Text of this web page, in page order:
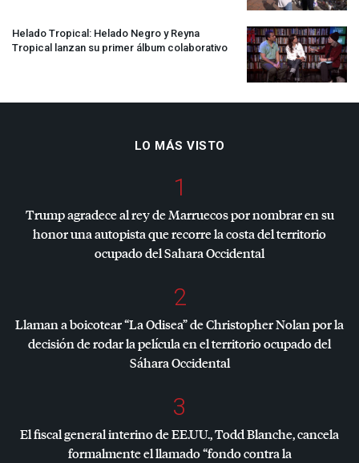
Helado Tropical: Helado Negro y Reyna
Tropical lanzan su primer álbum colaborativo
LO MÁS VISTO
1
Trump agradece al rey de Marruecos por nombrar en su
honor una autopista que recorre la costa del territorio
ocupado del Sahara Occidental
2
Llaman a boicotear “La Odisea” de Christopher Nolan por la
decisión de rodar la película en el territorio ocupado del
Sáhara Occidental
3
El fiscal general interino de EE.UU., Todd Blanche, cancela
formalmente el llamado “fondo contra la